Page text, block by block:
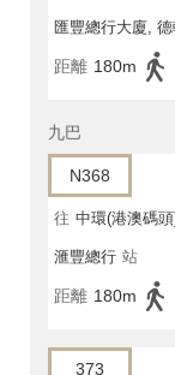
匯豐總行大廈,
距離 180m
九巴
N368
往 中環(港澳碼
滙豐總行 站
距離 180m
373